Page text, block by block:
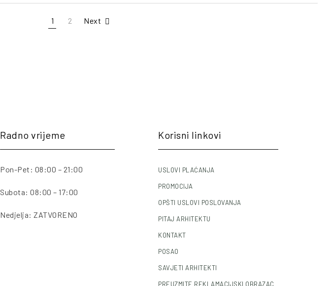
1 2 Next
Radno vrijeme
Pon-Pet: 08:00 – 21:00
Subota: 08:00 – 17:00
Nedjelja: ZATVORENO
Korisni linkovi
USLOVI PLAĆANJA
PROMOCIJA
OPŠTI USLOVI POSLOVANJA
PITAJ ARHITEKTU
KONTAKT
POSAO
SAVJETI ARHITEKTI
PREUZMITE REKLAMACIJSKI OBRAZAC